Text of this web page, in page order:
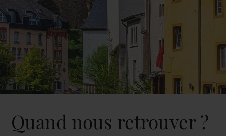
Quand nous retrouver ?